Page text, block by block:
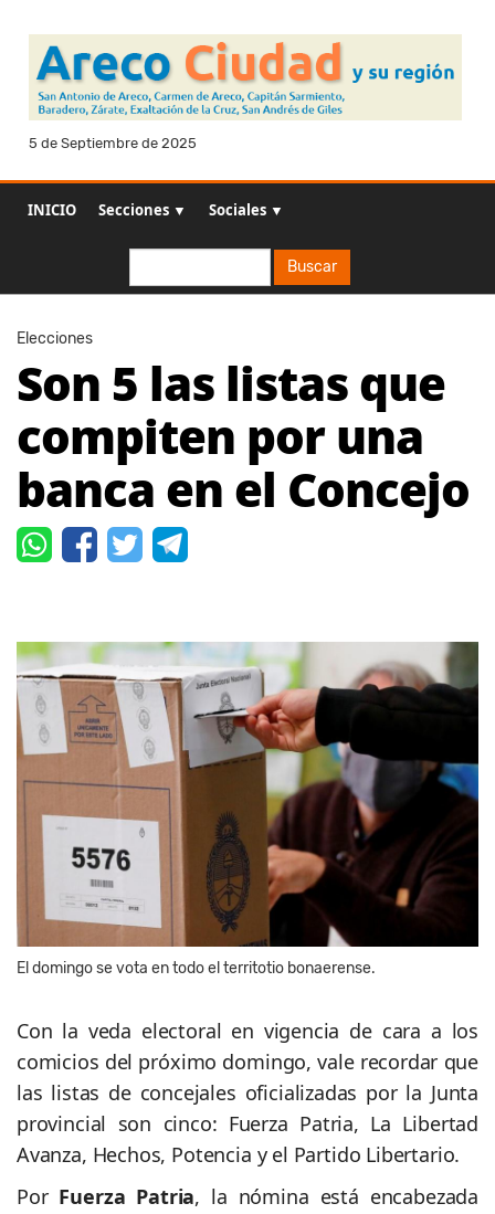
5 de Septiembre de 2025
INICIO Secciones ▼ Sociales ▼
Buscar
Elecciones
Son 5 las listas que
compiten por una
banca en el Concejo
El domingo se vota en todo el territotio bonaerense.
Con la veda electoral en vigencia de cara a los
comicios del próximo domingo, vale recordar que
las listas de concejales oficializadas por la Junta
provincial son cinco: Fuerza Patria, La Libertad
Avanza, Hechos, Potencia y el Partido Libertario.
PorFuerza Patria, la nómina está encabezada